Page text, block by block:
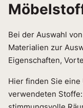
Bei der Auswahl
Materialien zur
Eigenschaften,
Hier finden Sie
verwendeten